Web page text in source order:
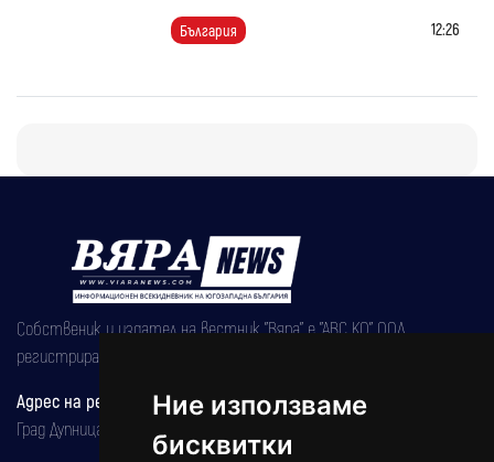
Ние използваме
бисквитки
България 12:26
Собственик и издател на вестник "Вяра" е "АВС КО" ООД,
регистрирана на 08.05.2002 година.
Адрес на редакцията
Град Дупница, ул.''Христо Ботев" 43